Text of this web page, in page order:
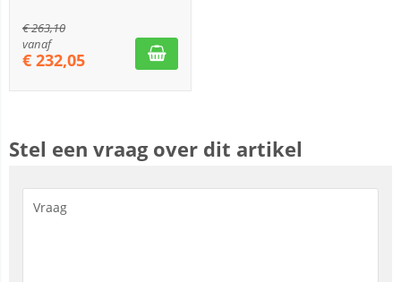
€263,10
vanaf
€ 232,05
Stel een vraag over dit artikel